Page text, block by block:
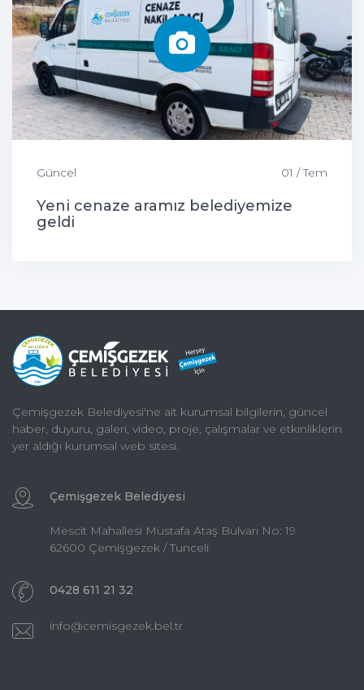
Güncel 01 / Tem
Yeni cenaze aramız belediyemize
geldi
Çemişgezek Belediyesi'ne ait kurumsal bilgilerin, güncel
haber, duyuru, galeri, video, proje, çalışmalar ve etkinliklerin
yer aldığı kurumsal web sitesi.
Çemişgezek Belediyesi
Mescit Mahallesi Mustafa Ataş Bulvarı No: 19
62600 Çemişgezek / Tunceli
0428 611 21 32
info@cemisgezek.bel.tr